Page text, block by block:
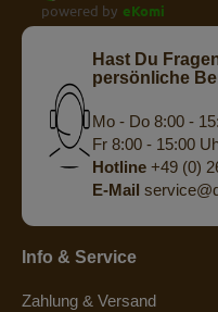
powered by eKomi
Hast Du
persönliche
Mo - Do 8:00 -
Fr 8:00 - 15:00
Hotline +49 (0)
E-Mail
Info & Service
Zahlung & Versand